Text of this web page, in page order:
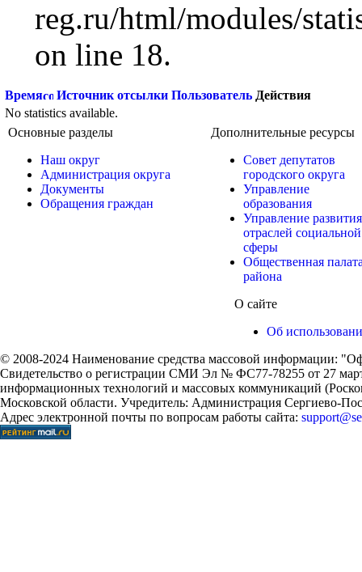
reg.ru/html/modules/
on line 18.
Время Источник отсылки Пользователь Действия
No statistics available.
Основные разделы
Наш округ
Администрация округа
Документы
Обращения граждан
Дополнительные ресурсы
Совет депутатов
городского округа
Управление
образования
Управление развития
отраслей социальной
сферы
Общественная
района
О сайте
Об
© 2008-2024 Наименование средства массовой информации:
Свидетельство о регистрации СМИ Эл № ФС77-78255 от 27
информационных технологий и массовых коммуникаций
Московской области. Учредитель: Администрация Сергиево-
Адрес электронной почты по вопросам работы сайта: